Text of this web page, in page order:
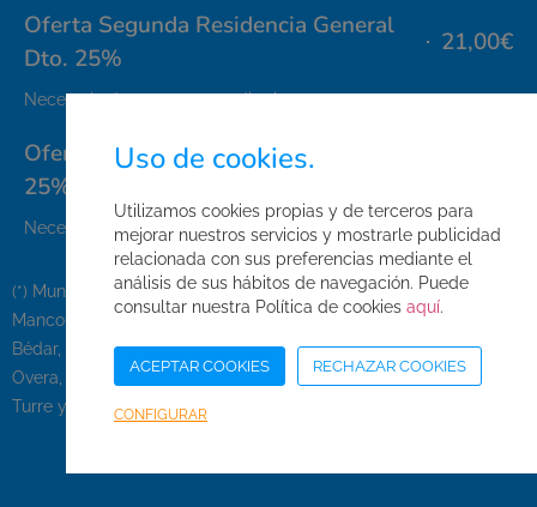
Oferta Segunda Residencia General
Dto. 25%
21,00€
Necesario documento acreditativo
Oferta Segunda Residencia Niño Dto.
25%
Necesario documento acreditativo
(*) Municipios incluidos en las entradas para residentes de la
Mancomunidad de Municipios del Levante Almeriense: Antas,
Bédar, Carboneras, Cuevas del Almanzora, Garrucha, Huércal
Overa, Los Gallardos, Lubrín, Mojácar, Pulpí, Sorbas, Taberno,
Turre y Vera.
Uso de cookies.
Utilizamos cookies propias y de terceros para
mejorar nuestros servicios y mostrarle publicidad
relacionada con sus preferencias mediante el
análisis de sus hábitos de navegación. Puede
consultar nuestra Política de cookies aquí.
ACEPTAR COOKIES RECHAZAR COOKIES
CONFIGURAR